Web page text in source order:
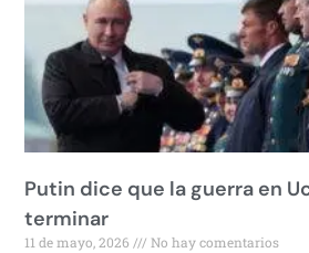
Putin dice que la guerra en
terminar
11 de mayo, 2026 No hay comentarios